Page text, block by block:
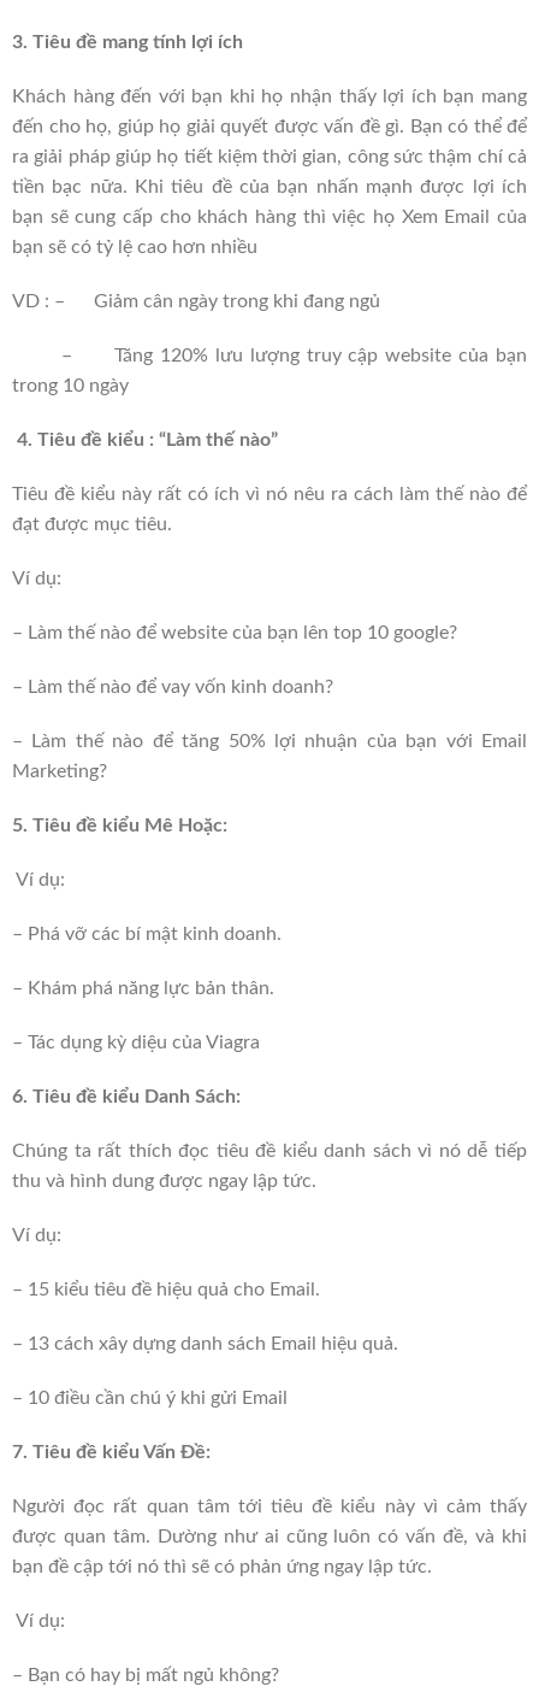
3. Tiêu đề mang tính lợi ích
Khách hàng đến với bạn khi họ nhận thấy lợi ích bạn mang
đến cho họ, giúp họ giải quyết được vấn đề gì. Bạn có thể để
ra giải pháp giúp họ tiết kiệm thời gian, công sức thậm chí cả
tiền bạc nữa. Khi tiêu đề của bạn nhấn mạnh được lợi ích
bạn sẽ cung cấp cho khách hàng thì việc họ Xem Email của
bạn sẽ có tỷ lệ cao hơn nhiều
VD : – Giảm cân ngày trong khi đang ngủ
– Tăng 120% lưu lượng truy cập website của bạn
trong 10 ngày
4. Tiêu đề kiểu : “Làm thế nào”
Tiêu đề kiểu này rất có ích vì nó nêu ra cách làm thế nào để
đạt được mục tiêu.
Ví dụ:
– Làm thế nào để website của bạn lên top 10 google?
– Làm thế nào để vay vốn kinh doanh?
– Làm thế nào để tăng 50% lợi nhuận của bạn với Email
Marketing?
5. Tiêu đề kiểu Mê Hoặc:
Ví dụ:
– Phá vỡ các bí mật kinh doanh.
– Khám phá năng lực bản thân.
– Tác dụng kỳ diệu của Viagra
6. Tiêu đề kiểu Danh Sách:
Chúng ta rất thích đọc tiêu đề kiểu danh sách vì nó dễ tiếp
thu và hình dung được ngay lập tức.
Ví dụ:
– 15 kiểu tiêu đề hiệu quả cho Email.
– 13 cách xây dựng danh sách Email hiệu quả.
– 10 điều cần chú ý khi gửi Email
7. Tiêu đề kiểu Vấn Đề:
Người đọc rất quan tâm tới tiêu đề kiểu này vì cảm thấy
được quan tâm. Dường như ai cũng luôn có vấn đề, và khi
bạn đề cập tới nó thì sẽ có phản ứng ngay lập tức.
Ví dụ:
– Bạn có hay bị mất ngủ không?